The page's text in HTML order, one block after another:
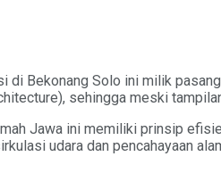
di Bekonang Solo ini milik
sehingga meski
Jawa ini memiliki prinsip
udara dan pencahayaan